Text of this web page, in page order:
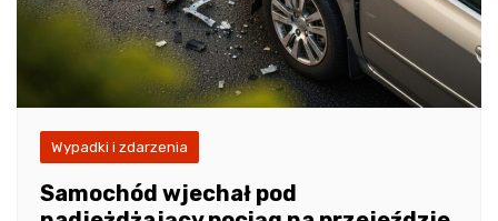
Wypadki i zdarzenia
Samochód wjechał pod